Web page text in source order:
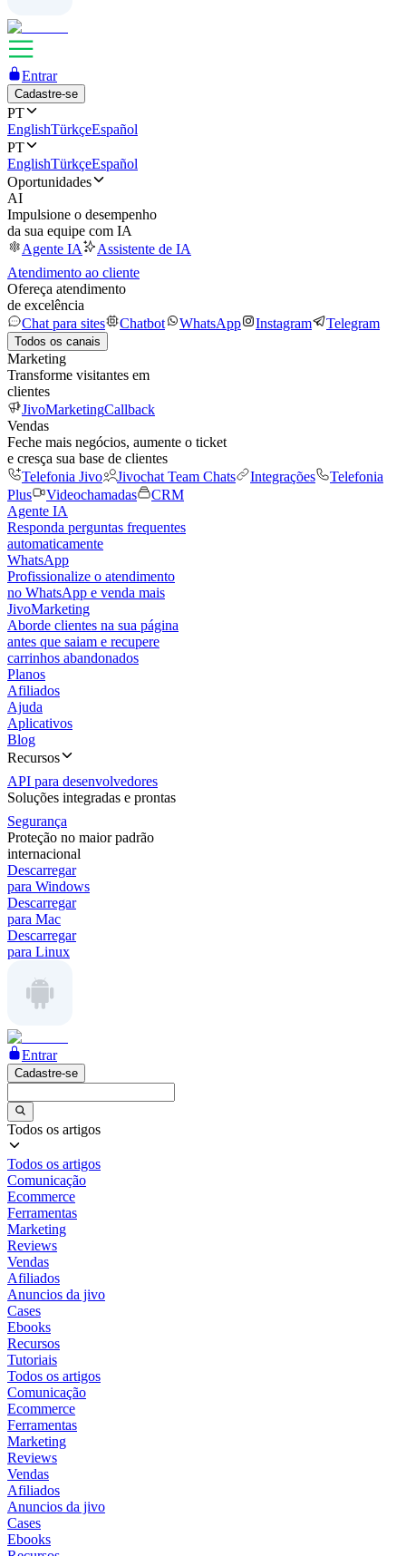
Entrar
Cadastre-se
PT
EnglishTürkçeEspañol
PT
EnglishTürkçeEspañol
Oportunidades
AI
Impulsione o desempenho
da sua equipe com IA
Agente IA
Assistente de IA
Atendimento ao cliente
Ofereça atendimento
de excelência
Chat para sites
Chatbot WhatsApp Instagram Telegram
Todos os canais
Marketing
Transforme visitantes em
clientes
JivoMarketingCallback
Vendas
Feche mais negócios, aumente o ticket
e cresça sua base de clientes
Telefonia Jivo
Jivochat Team Chats Integrações
Telefonia
Plus
Videochamadas
CRM
Agente IA
Responda perguntas frequentes
automaticamente
WhatsApp
Profissionalize o atendimento
no WhatsApp e venda mais
JivoMarketing
Aborde clientes na sua página
antes que saiam e recupere
carrinhos abandonados
Planos
Afiliados
Ajuda
Aplicativos
Blog
Recursos
API para desenvolvedores
Soluções integradas e prontas
Segurança
Proteção no maior padrão
internacional
Descarregar
para Windows
Descarregar
para Mac
Descarregar
para Linux
Entrar
Cadastre-se
Todos os artigos
Todos os artigos
Comunicação
Ecommerce
Ferramentas
Marketing
Reviews
Vendas
Afiliados
Anuncios da jivo
Cases
Ebooks
Recursos
Tutoriais
Todos os artigos
Comunicação
Ecommerce
Ferramentas
Marketing
Reviews
Vendas
Afiliados
Anuncios da jivo
Cases
Ebooks